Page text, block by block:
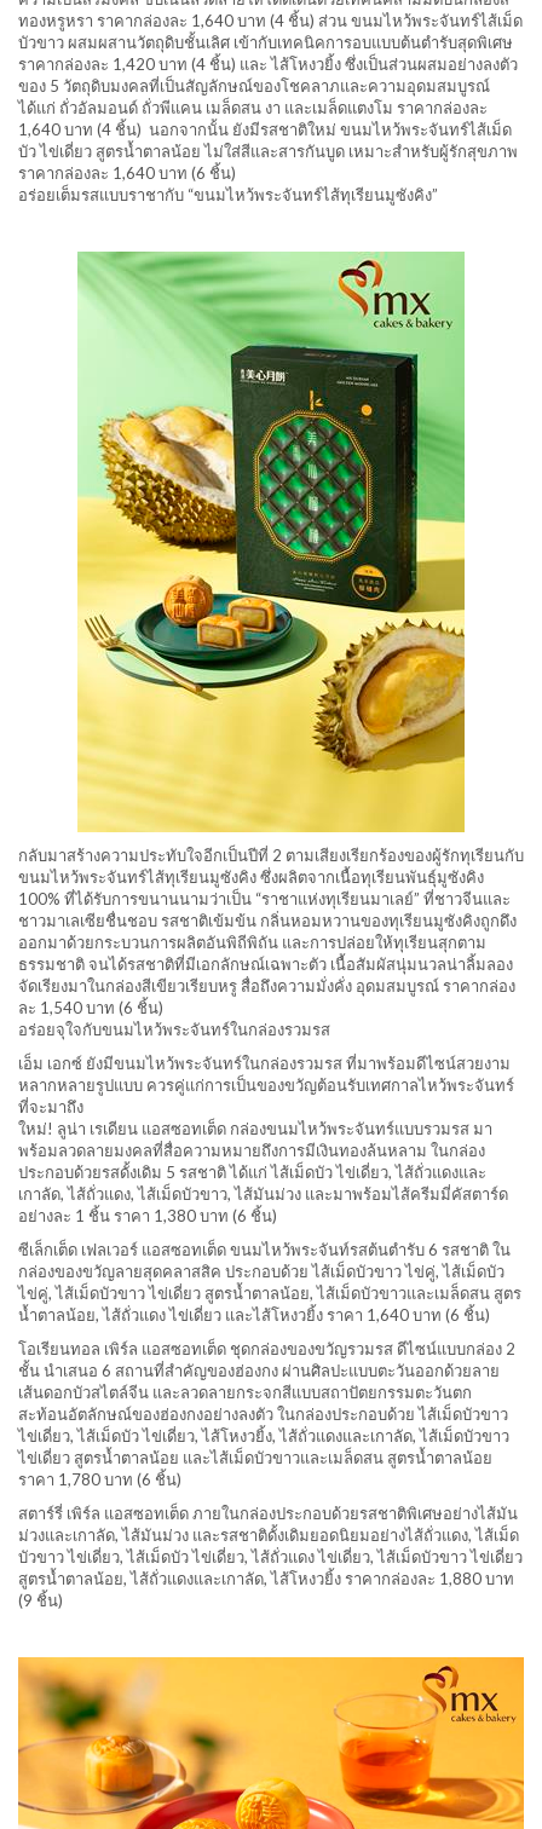
ทองหรูหรา ราคากล่องละ 1,640 บาท (4 ชิ้น) ส่วน ขนมไหว้พระจันทร์ไส้เม็ด
บัวขาว ผสมผสานวัตถุดิบชั้นเลิศ เข้ากับเทคนิคการอบแบบต้นตำรับสุดพิเศษ
ราคากล่องละ 1,420 บาท (4 ชิ้น) และ ไส้โหงวยิ้ง ซึ่งเป็นส่วนผสมอย่างลงตัว
ของ 5 วัตถุดิบมงคลที่เป็นสัญลักษณ์ของโชคลาภและความอุดมสมบูรณ์
ได้แก่ ถั่วอัลมอนด์ ถั่วพีแคน เมล็ดสน งา และเมล็ดแตงโม ราคากล่องละ
1,640 บาท (4 ชิ้น) นอกจากนั้น ยังมีรสชาติใหม่ ขนมไหว้พระจันทร์ไส้เม็ด
บัว ไข่เดี่ยว สูตรน้ำตาลน้อย ไม่ใส่สีและสารกันบูด เหมาะสำหรับผู้รักสุขภาพ
ราคากล่องละ 1,640 บาท (6 ชิ้น)
อร่อยเต็มรสแบบราชากับ “ขนมไหว้พระจันทร์ไส้ทุเรียนมูซังคิง”
กลับมาสร้างความประทับใจอีกเป็นปีที่ 2 ตามเสียงเรียกร้องของผู้รักทุเรียนกับ
ขนมไหว้พระจันทร์ไส้ทุเรียนมูซังคิง ซึ่งผลิตจากเนื้อทุเรียนพันธุ์มูซังคิง
100% ที่ได้รับการขนานนามว่าเป็น “ราชาแห่งทุเรียนมาเลย์” ที่ชาวจีนและ
ชาวมาเลเซียชื่นชอบ รสชาติเข้มข้น กลิ่นหอมหวานของทุเรียนมูซังคิงถูกดึง
ออกมาด้วยกระบวนการผลิตอันพิถีพิถัน และการปล่อยให้ทุเรียนสุกตาม
ธรรมชาติ จนได้รสชาติที่มีเอกลักษณ์เฉพาะตัว เนื้อสัมผัสนุ่มนวลน่าลิ้มลอง
จัดเรียงมาในกล่องสีเขียวเรียบหรู สื่อถึงความมั่งคั่ง อุดมสมบูรณ์ ราคากล่อง
ละ 1,540 บาท (6 ชิ้น)
อร่อยจุใจกับขนมไหว้พระจันทร์ในกล่องรวมรส
เอ็ม เอกซ์ ยังมีขนมไหว้พระจันทร์ในกล่องรวมรส ที่มาพร้อมดีไซน์สวยงาม
หลากหลายรูปแบบ ควรคู่แก่การเป็นของขวัญต้อนรับเทศกาลไหว้พระจันทร์
ที่จะมาถึง
ใหม่! ลูน่า เรเดียน แอสซอทเต็ด กล่องขนมไหว้พระจันทร์แบบรวมรส มา
พร้อมลวดลายมงคลที่สื่อความหมายถึงการมีเงินทองล้นหลาม ในกล่อง
ประกอบด้วยรสดั้งเดิม 5 รสชาติ ได้แก่ ไส้เม็ดบัว ไข่เดี่ยว, ไส้ถั่วแดงและ
เกาลัด, ไส้ถั่วแดง, ไส้เม็ดบัวขาว, ไส้มันม่วง และมาพร้อมไส้ครีมมี่คัสตาร์ด
อย่างละ 1 ชิ้น ราคา 1,380 บาท (6 ชิ้น)
ซีเล็กเต็ด เฟลเวอร์ แอสซอทเต็ด ขนมไหว้พระจันท์รสต้นตำรับ 6 รสชาติ ใน
กล่องของขวัญลายสุดคลาสสิค ประกอบด้วย ไส้เม็ดบัวขาว ไข่คู่, ไส้เม็ดบัว
ไข่คู่, ไส้เม็ดบัวขาว ไข่เดี่ยว สูตรน้ำตาลน้อย, ไส้เม็ดบัวขาวและเมล็ดสน สูตร
น้ำตาลน้อย, ไส้ถั่วแดง ไข่เดี่ยว และไส้โหงวยิ้ง ราคา 1,640 บาท (6 ชิ้น)
โอเรียนทอล เพิร์ล แอสซอทเต็ด ชุดกล่องของขวัญรวมรส ดีไซน์แบบกล่อง 2
ชั้น นำเสนอ 6 สถานที่สำคัญของฮ่องกง ผ่านศิลปะแบบตะวันออกด้วยลาย
เส้นดอกบัวสไตล์จีน และลวดลายกระจกสีแบบสถาปัตยกรรมตะวันตก
สะท้อนอัตลักษณ์ของฮ่องกงอย่างลงตัว ในกล่องประกอบด้วย ไส้เม็ดบัวขาว
ไข่เดี่ยว, ไส้เม็ดบัว ไข่เดี่ยว, ไส้โหงวยิ้ง, ไส้ถั่วแดงและเกาลัด, ไส้เม็ดบัวขาว
ไข่เดี่ยว สูตรน้ำตาลน้อย และไส้เม็ดบัวขาวและเมล็ดสน สูตรน้ำตาลน้อย
ราคา 1,780 บาท (6 ชิ้น)
สตาร์รี่ เพิร์ล แอสซอทเต็ด ภายในกล่องประกอบด้วยรสชาติพิเศษอย่างไส้มัน
ม่วงและเกาลัด, ไส้มันม่วง และรสชาติดั้งเดิมยอดนิยมอย่างไส้ถั่วแดง, ไส้เม็ด
บัวขาว ไข่เดี่ยว, ไส้เม็ดบัว ไข่เดี่ยว, ไส้ถั่วแดง ไข่เดี่ยว, ไส้เม็ดบัวขาว ไข่เดี่ยว
สูตรน้ำตาลน้อย, ไส้ถั่วแดงและเกาลัด, ไส้โหงวยิ้ง ราคากล่องละ 1,880 บาท
(9 ชิ้น)